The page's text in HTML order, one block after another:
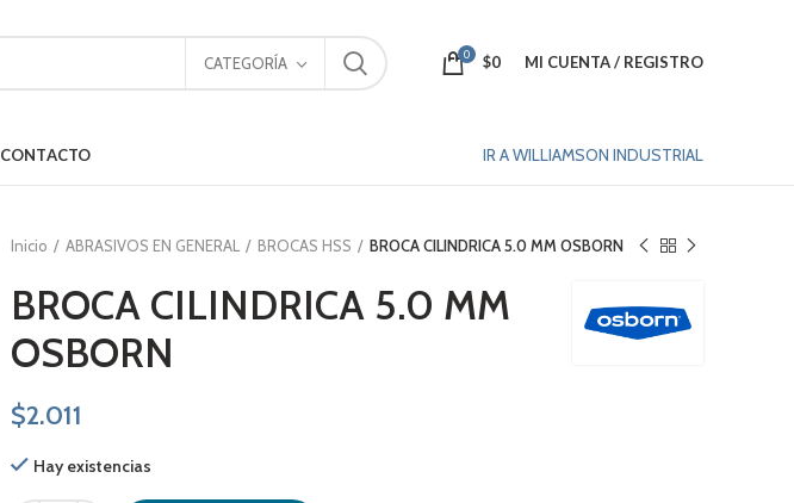
CATEGORÍA 0 $0 MI CUENTA / REGISTRO
CONTACTO IR A WILLIAMSON INDUSTRIAL
Inicio ABRASIVOS EN GENERAL BROCAS HSS BROCA CILINDRICA 5.0 MM OSBORN
BROCA CILINDRICA 5.0 MM
OSBORN
$2.011
Hay existencias